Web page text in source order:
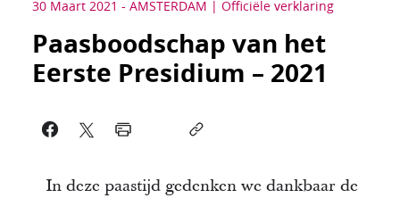
30 Maart 2021 - AMSTERDAM Officiële verklaring
Paasboodschap van het
Eerste Presidium – 2021
In deze paastijd gedenken we dankbaar de